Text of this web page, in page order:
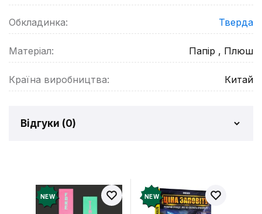
Обкладинка: Тверда
Матеріал: Папір , Плюш
Країна виробництва: Китай
Відгуки (0)
Додайте відгук і отримайте 50 грн на свій
рахунок
NEW NEW